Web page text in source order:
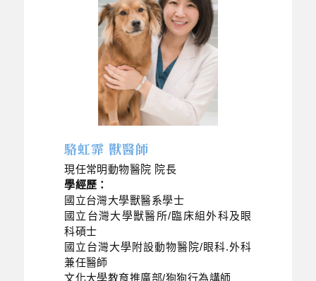
駱虹霏 獸醫師
現任常明動物醫院 院長
學經歷：
國立台灣大學獸醫系學士
國立台灣大學獸醫所/臨床組外科及眼
科碩士
國立台灣大學附設動物醫院/眼科.外科
兼任醫師
文化大學教育推廣部/狗狗行為講師